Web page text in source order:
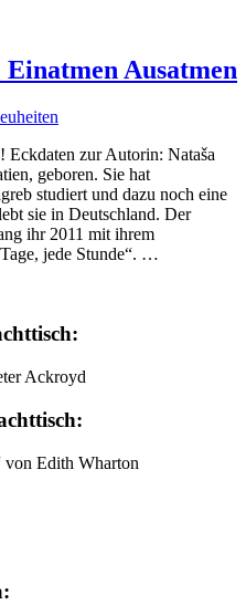
Ausatmen
Eckdaten zur Autorin: Nataša
geboren. Sie hat
studiert und dazu noch eine
sie in Deutschland. Der
ihr 2011 mit ihrem
jede Stunde“. …
Ackroyd
von Edith Wharton